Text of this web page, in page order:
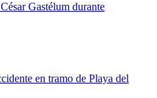
Gastélum durante
en tramo de Playa del